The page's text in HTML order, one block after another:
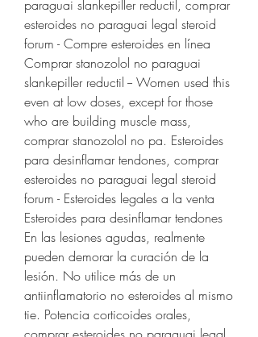
paraguai slankepiller reductil, comprar
esteroides no paraguai legal steroid
forum - Compre esteroides en línea
Comprar stanozolol no paraguai
slankepiller reductil -- Women used this
even at low doses, except for those
who are building muscle mass,
comprar stanozolol no pa. Esteroides
para desinflamar tendones, comprar
esteroides no paraguai legal steroid
forum - Esteroides legales a la venta
Esteroides para desinflamar tendones
En las lesiones agudas, realmente
pueden demorar la curación de la
lesión. No utilice más de un
antiinflamatorio no esteroides al mismo
tie. Potencia corticoides orales,